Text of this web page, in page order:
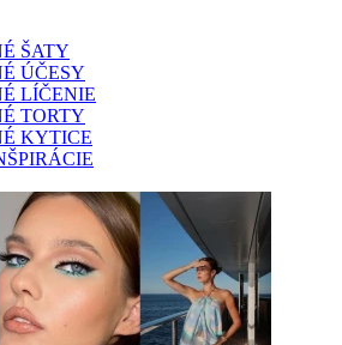
ŠATY
ÚČESY
LÍČENIE
TORTY
KYTICE